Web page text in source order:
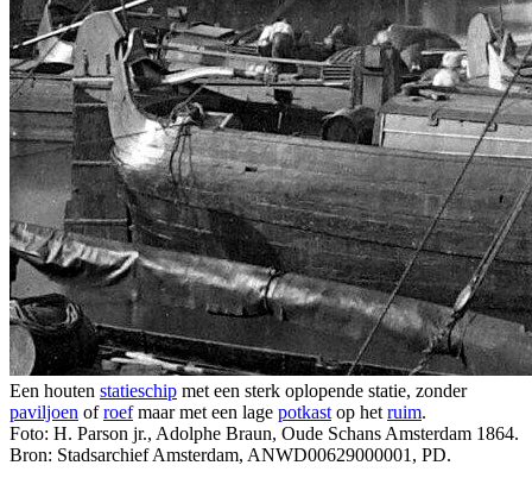
Een houten statieschip met een sterk oplopende statie, zonder
paviljoen ofroefmaar met een lage potkast op het ruim.
Foto: H. Parson jr., Adolphe Braun, Oude Schans Amsterdam 1864.
Bron: Stadsarchief Amsterdam, ANWD00629000001, PD.